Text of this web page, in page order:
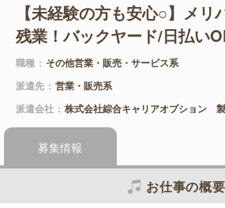
【未経験の方も安心○】メリ
残業！バックヤード/日払い
職種
その他営業・販売・サービス系
派遣先
営業・販売系
派遣会社
株式会社綜合キャリアオプション 製
募集情報
お仕事の概要